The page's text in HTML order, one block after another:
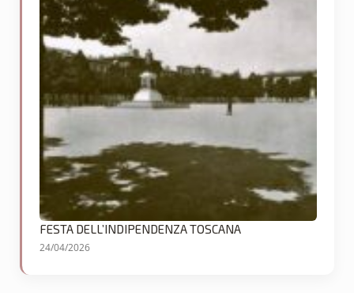
FESTA DELL’INDIPENDENZA TOSCANA
24/04/2026